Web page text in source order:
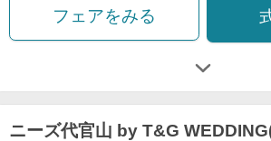
フェアをみる
ニーズ代官山 by T&G